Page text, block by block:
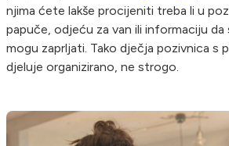
njima ćete lakše procijeniti treba li u
papuče, odjeću za van ili informaciju
mogu zaprljati. Tako dječja pozivnica s
djeluje organizirano, ne strogo.